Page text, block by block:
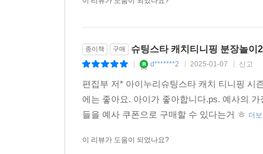
종이책 구매 슈팅스타 캐치티니핑 분장놀이2
d*******2 2025-01-07 신고
편집부 저* 아이누리슈팅스타 캐치 티니핑 시
에는 좋아요. 아이가 좋아합니다.ps. 예사의
들을 예사 쿠폰으로 구매할 수 있다는거 ㅎ 더
이 리뷰가 도움이 되었나요?